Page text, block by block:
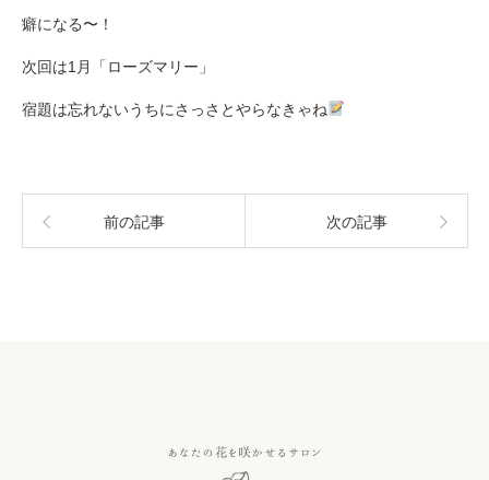
癖になる〜！
次回は1月「ローズマリー」
宿題は忘れないうちにさっさとやらなきゃね
前の記事 次の記事